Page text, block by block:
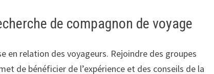
de compagnon de voyage
en relation des voyageurs. Rejoindre des groupes
de bénéficier de l’expérience et des conseils de la